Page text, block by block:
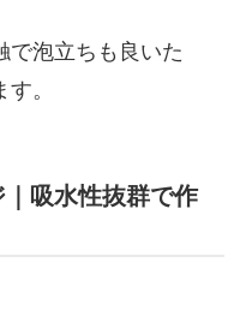
で泡立ちも良いた
。
吸水性抜群で作